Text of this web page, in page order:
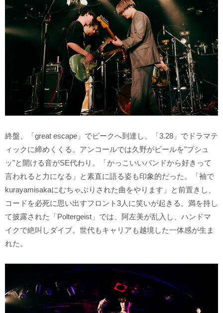
終盤、「great escape」でピークへ到達し、「3.28」でドラマテ
ィックに締めくくる。アンコールでは久野がビールを"プシュ
ッ"と開ける音がSE代わり。「かっこいいバンドから好きって
言われると力になる」と素直に語る姿も印象的だった。「袖で
kurayamisakaにむちゃぶりされた曲をやります」と前置きし、
コードを必死に思い出すフロント3人に笑いが起きる。満を持し
て披露された「Poltergeist」では、阿左美が乱入し、ハンドマ
イクで絶叫しダイブ。世代もキャリアも越境した一体感が生ま
れた。